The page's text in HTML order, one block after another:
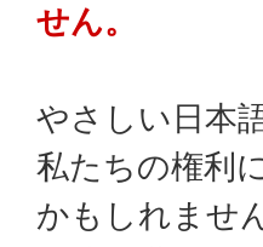
せん。
やさしい日本
私たちの権利
かもしれませ